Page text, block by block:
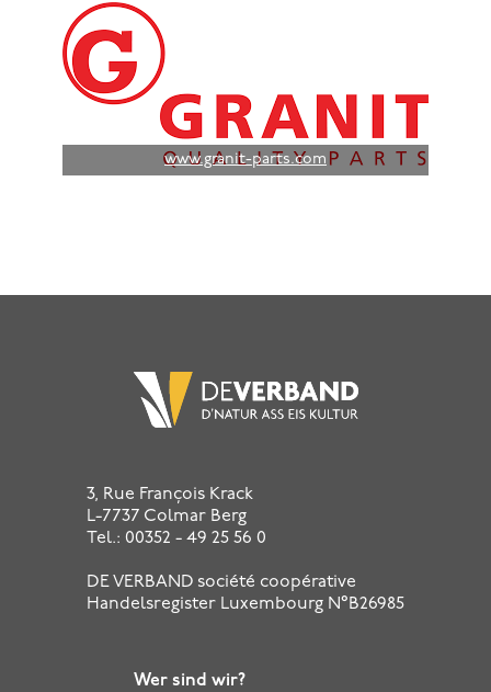
www.granit-parts.com
3, Rue François Krack
L-7737 Colmar Berg
Tel.: 00352 - 49 25 56 0
DE VERBAND société coopérative
Handelsregister Luxembourg N°B26985
Wer sind wir?